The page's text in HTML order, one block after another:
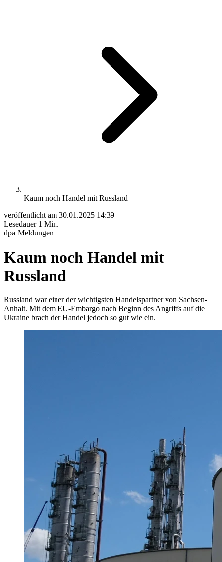
Kaum noch Handel mit Russland
veröffentlicht am 30.01.2025 14:39
Lesedauer 1 Min.
dpa-Meldungen
Kaum noch Handel mit
Russland
Russland war einer der wichtigsten Handelspartner von Sachsen-
Anhalt. Mit dem EU-Embargo nach Beginn des Angriffs auf die
Ukraine brach der Handel jedoch so gut wie ein.